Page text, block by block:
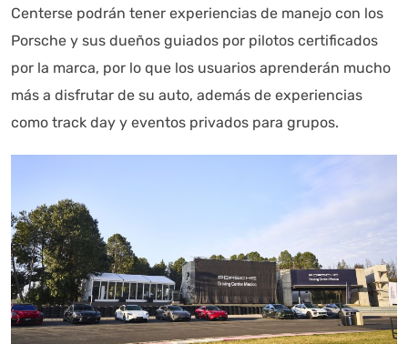
Centerse podrán tener experiencias de manejo con los
Porsche y sus dueños guiados por pilotos certificados
por la marca, por lo que los usuarios aprenderán mucho
más a disfrutar de su auto, además de experiencias
como track day y eventos privados para grupos.